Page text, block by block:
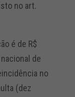
no art.
é de R$
de
no
(dez